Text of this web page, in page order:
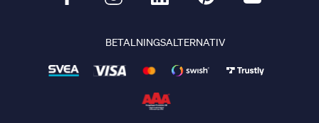
BETALNINGSALTERNATIV